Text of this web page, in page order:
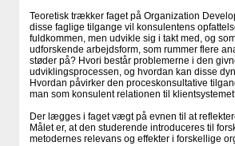
Teoretisk trækker faget på Organization
disse faglige tilgange vil konsulentens
fuldkommen, men udvikle sig i takt med, og
udforskende arbejdsform, som rummer flere
støder på? Hvori består problemerne i den
udviklingsprocessen, og hvordan kan disse
Hvordan påvirker den proceskonsultative
man som konsulent relationen til
Der lægges i faget vægt på evnen til at
Målet er, at den studerende introduceres til
metodernes relevans og effekter i forskellige